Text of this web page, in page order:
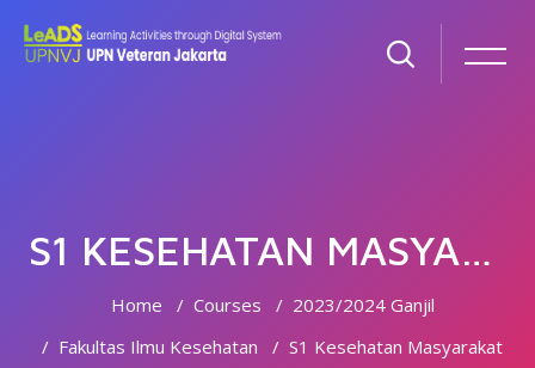
S1 KESEHATAN MASYARAKAT
Home Courses
2023/2024 Ganjil
Fakultas Ilmu Kesehatan
S1 Kesehatan Masyarakat